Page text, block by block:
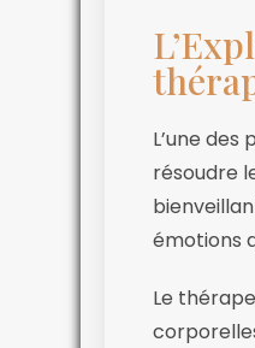
L’une
résoudre
émotions
Le